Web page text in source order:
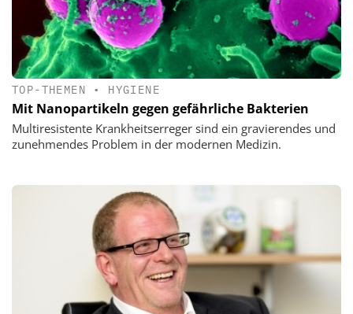
TOP-THEMEN • HYGIENE
Mit Nanopartikeln gegen gefährliche Bakterien
Multiresistente Krankheitserreger sind ein gravierendes und
zunehmendes Problem in der modernen Medizin.